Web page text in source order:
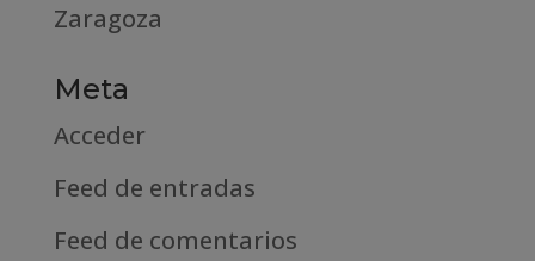
Zaragoza
Meta
Acceder
Feed de entradas
Feed de comentarios